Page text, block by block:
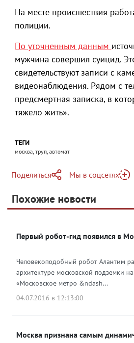
На месте происшествия
полиции.
По уточненным данным
мужчина совершил суицид.
свидетельствуют записи с
видеонаблюдения. Рядом с
предсмертная записка, в
тяжело жить».
ТЕГИ
москва, труп, автомат
Поделиться
Telegram
Одноклассники
Мы в соцсетях
Яндекс Дзен
Похожие новости
Первый робот-гид появился в
Человекоподобный робот Алантим
архитектуре московской подземки
«Московское метро &ndash...
04.07.2016 в 12:13:00
Москва признана самым